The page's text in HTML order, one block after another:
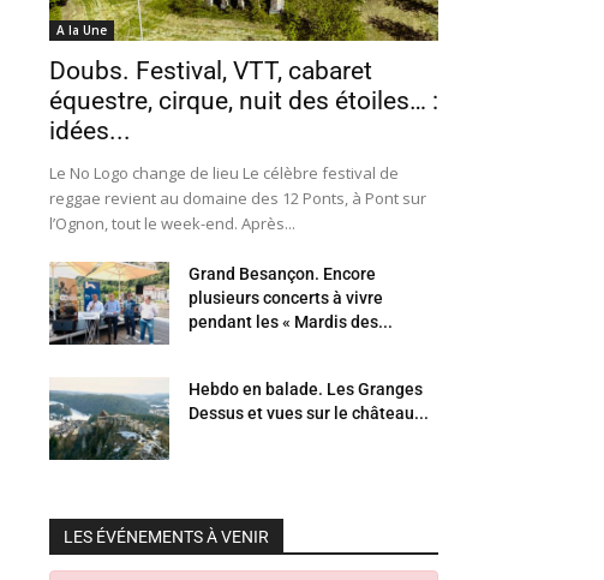
A la Une
Doubs. Festival, VTT, cabaret
équestre, cirque, nuit des étoiles… :
idées...
Le No Logo change de lieu Le célèbre festival de
reggae revient au domaine des 12 Ponts, à Pont sur
l’Ognon, tout le week-end. Après...
Grand Besançon. Encore
plusieurs concerts à vivre
pendant les « Mardis des...
Hebdo en balade. Les Granges
Dessus et vues sur le château...
LES ÉVÉNEMENTS À VENIR